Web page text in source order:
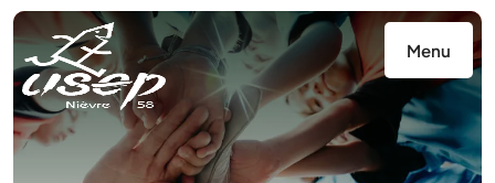
Menu
Panneau de gestion des cookies